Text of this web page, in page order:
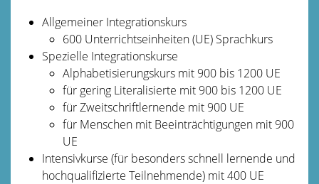
Allgemeiner Integrationskurs
600 Unterrichtseinheiten (UE) Sprachkurs
Spezielle Integrationskurse
Alphabetisierungskurs mit 900 bis 1200 UE
für gering Literalisierte mit 900 bis 1200 UE
für Zweitschriftlernende mit 900 UE
für Menschen mit Beeinträchtigungen mit 900
UE
Intensivkurse (für besonders schnell lernende und
hochqualifizierte Teilnehmende) mit 400 UE